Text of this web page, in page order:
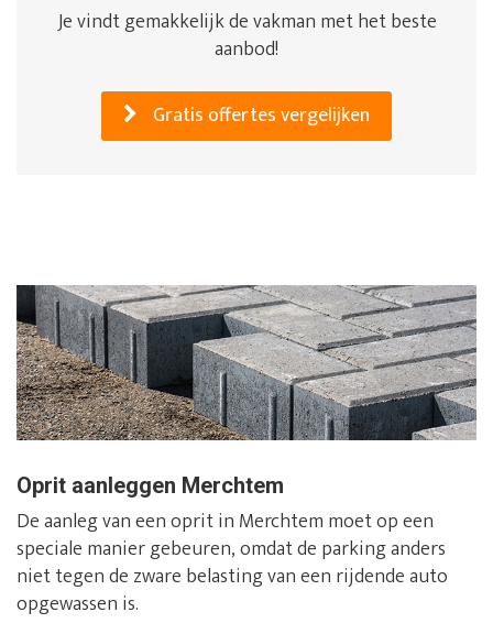
Je vindt gemakkelijk de vakman met het beste
aanbod!
Gratis offertes vergelijken
Oprit aanleggen Merchtem
De aanleg van een oprit in Merchtem moet op een
speciale manier gebeuren, omdat de parking anders
niet tegen de zware belasting van een rijdende auto
opgewassen is.